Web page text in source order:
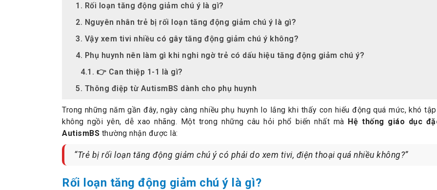
1. Rối loạn tăng động giảm chú ý là gì?
2. Nguyên nhân trẻ bị rối loạn tăng động giảm chú ý là gì?
3. Vậy xem tivi nhiều có gây tăng động giảm chú ý không?
4. Phụ huynh nên làm gì khi nghi ngờ trẻ có dấu hiệu tăng động giảm chú ý?
4.1. 👉 Can thiệp 1-1 là gì?
5. Thông điệp từ AutismBS dành cho phụ huynh
Trong những năm gần đây, ngày càng nhiều phụ huynh lo lắng khi thấy con hiếu động quá mức, khó
không ngồi yên, dễ xao nhãng. Một trong những câu hỏi phổ biến nhất mà Hệ thống giáo dục
AutismBS thường nhận được là:
“Trẻ bị rối loạn tăng động giảm chú ý có phải do xem tivi, điện thoại quá nhiều không?”
Rối loạn tăng động giảm chú ý là gì?